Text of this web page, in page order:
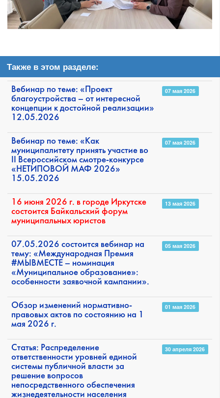
Также в этом разделе:
Вебинар по теме: «Проект
благоустройства – от интересной
концепции к достойной реализации»
12.05.2026
07 мая 2026
Вебинар по теме: «Как
муниципалитету принять участие во
II Всероссийском смотре-конкурсе
«НЕТИПОВОЙ МАФ 2026»
15.05.2026
07 мая 2026
16 июня 2026 г. в городе Иркутске
состоится Байкальский форум
муниципальных юристов
13 мая 2026
07.05.2026 состоится вебинар на
тему: «Международная Премия
#МЫВМЕСТЕ – номинация
«Муниципальное образование»:
особенности заявочной кампании».
05 мая 2026
Обзор изменений нормативно-
правовых актов по состоянию на 1
мая 2026 г.
01 мая 2026
Статья: Распределение
ответственности уровней единой
системы публичной власти за
решение вопросов
непосредственного обеспечения
жизнедеятельности населения
30 апреля 2026